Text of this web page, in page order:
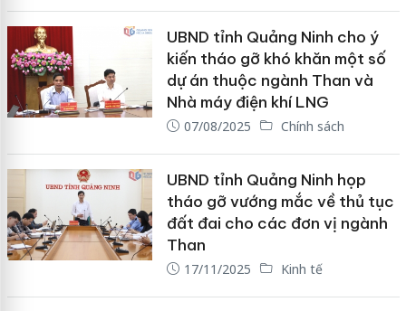
UBND tỉnh Quảng Ninh cho ý
kiến tháo gỡ khó khăn một số
dự án thuộc ngành Than và
Nhà máy điện khí LNG
07/08/2025 Chính sách
UBND tỉnh Quảng Ninh họp
tháo gỡ vướng mắc về thủ tục
đất đai cho các đơn vị ngành
Than
17/11/2025 Kinh tế